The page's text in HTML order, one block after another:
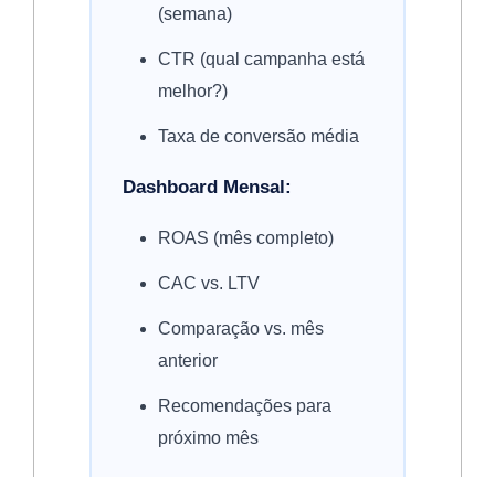
(semana)
CTR (qual campanha está
melhor?)
Taxa de conversão média
Dashboard Mensal:
ROAS (mês completo)
CAC vs. LTV
Comparação vs. mês
anterior
Recomendações para
próximo mês